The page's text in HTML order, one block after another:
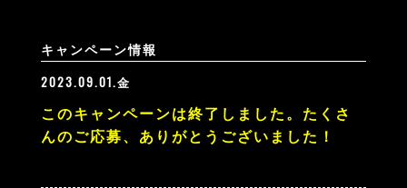
キャンペーン情報
2023.09.01.金
このキャンペーンは終了しました。たくさ
んのご応募、ありがとうございました！